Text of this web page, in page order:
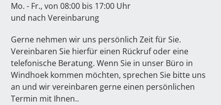
Mo. - Fr., von 08:00 bis 17:00 Uhr
und nach Vereinbarung
Gerne nehmen wir uns persönlich Zeit für Sie.
Vereinbaren Sie hierfür einen Rückruf oder eine
telefonische Beratung. Wenn Sie in unser Büro in
Windhoek kommen möchten, sprechen Sie bitte uns
an und wir vereinbaren gerne einen persönlichen
Termin mit Ihnen..